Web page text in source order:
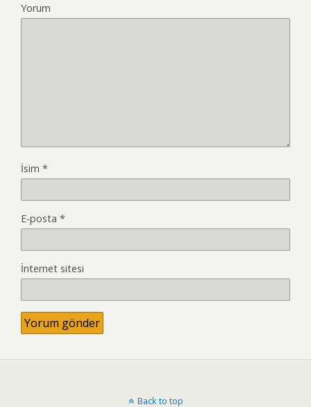
Yorum
İsim *
E-posta *
İnternet sitesi
Back to top